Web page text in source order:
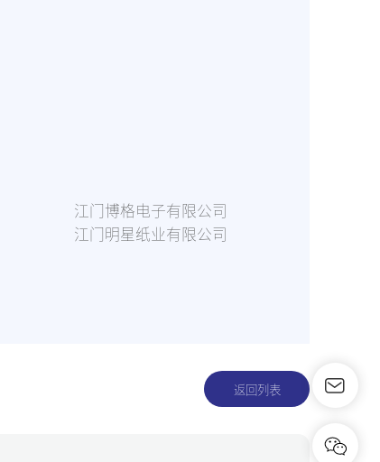
江门博格电子有限公司
江门明星纸业有限公司
返回列表